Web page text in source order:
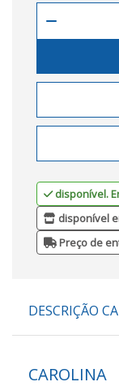
disponível.
disponível
Preço de
DESCRIÇÃO
CAROLINA